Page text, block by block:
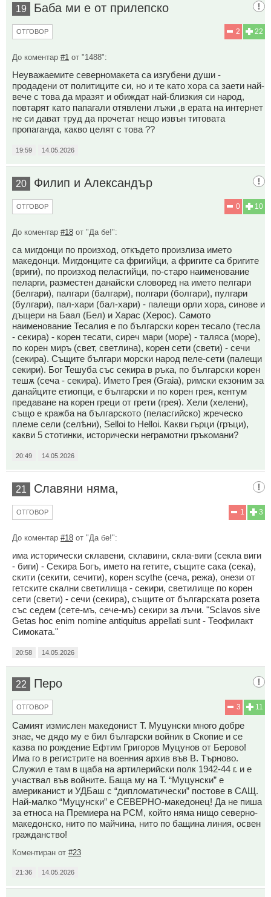
19 Баба ми е от прилепско
22
2
ОТГОВОР
До коментар #1 от "1488":
Неуважаемите северномакета са изгубени души -
продадени от политиците си, но и те като хора са заети най-
вече с това да мразят и обиждат най-близкия си народ,
повтарят като папагали отявлени лъжи ,в ерата на интернет
не си дават труд да прочетат нещо извън титовата
пропаганда, какво целят с това ??
19:59 14.05.2026
20 Филип и Александър
10
0
ОТГОВОР
До коментар #18 от "Да бе!":
са мигдонци по произход, откъдето произлиза името
македонци. Мигдонците са фригийци, а фригите са бригите
(вриги), по произход пеласгийци, по-старо наименование
пеларги, разместен данайски словоред на името пелгари
(белгари), палгари (балгари), полгари (болгари), пулгари
(булгари), пал-хари (бал-хари) - палещи орли хора, синове и
дъщери на Баал (Бел) и Харас (Херос). Самото
наименование Тесалия е по български корен тесало (тесла
- секира) - корен тесати, сиреч мари (море) - таляса (море),
по корен миръ (свет, светлина), корен сети (свети) - сечи
(секира). Същите българи морски народ пеле-сети (палещи
секири). Бог Тешуба със секира в ръка, по български корен
тешѫ (сеча - секира). Името Грея (Graia), римски екзоним за
данайците етиопци, е български и по корен грея, кентум
предаване на корен греци от грети (грея). Хели (хелени),
също е кражба на българското (пеласгийско) жреческо
племе сели (селѣни), Selloi to Helloi. Какви гърци (гръци),
какви 5 стотинки, исторически неграмотни гръкомани?
20:49 14.05.2026
21 Славяни няма,
3
1
ОТГОВОР
До коментар #18 от "Да бе!":
има исторически склавени, склавини, скла-виги (секла виги
- биги) - Секира Богъ, името на гетите, същите сака (сека),
скити (секити, сечити), корен scythe (сеча, режа), онези от
гетските скални светилища - секири, светилище по корен
сети (свети) - сечи (секира), същите от българската розета
със седем (сете-мъ, сече-мъ) секири за лъчи. "Sclavos sive
Getas hoc enim nomine antiquitus appellati sunt - Теофилакт
Симоката."
20:58 14.05.2026
22 Перо
11
3
ОТГОВОР
Самият измислен македонист Т. Муцунски много добре
знае, че дядо му е бил български войник в Скопие и се
казва по рождение Ефтим Григоров Муцунов от Берово!
Има го в регистрите на военния архив във В. Търново.
Служил е там в щаба на артилерийски полк 1942-44 г. и е
участвал във войните. Баща му на Т. “Муцунски” е
американист и УДБаш с “дипломатически” постове в САЩ.
Най-малко “Муцунски” е СЕВЕРНО-македонец! Да не пиша
за етноса на Премиера на РСМ, който няма нищо северно-
македонско, нито по майчина, нито по бащина линия, освен
гражданство!
Коментиран от #23
21:36 14.05.2026